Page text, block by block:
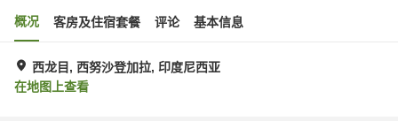
概况 客房及住宿套餐 评论 基本信息
西龙目, 西努沙登加拉, 印度尼西亚
在地图上查看